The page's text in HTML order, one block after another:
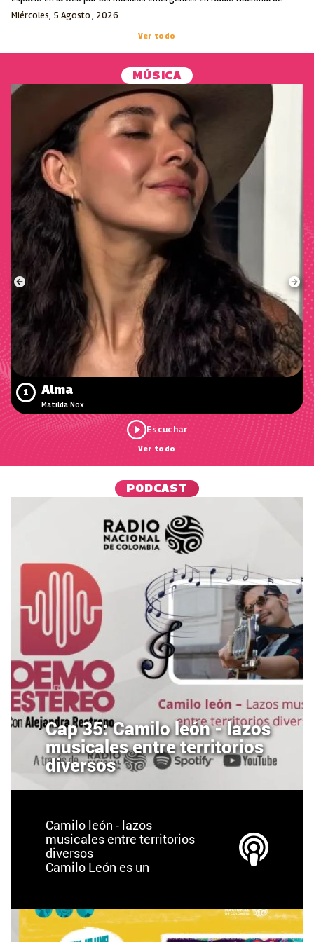
Colombia.
Miércoles, 5 Agosto , 2026
Ver todo
MÚSICA
1
Matilda Nox
Alma
Ver todo
PODCAST
Cap 35: Camilo león - lazos
musicales entre territorios
diversos
Camilo león - lazos
musicales entre territorios
diversos
Camilo León es un
Desde los 10 años salió de
Colombia, ha vivido,
estudiado y adquirido